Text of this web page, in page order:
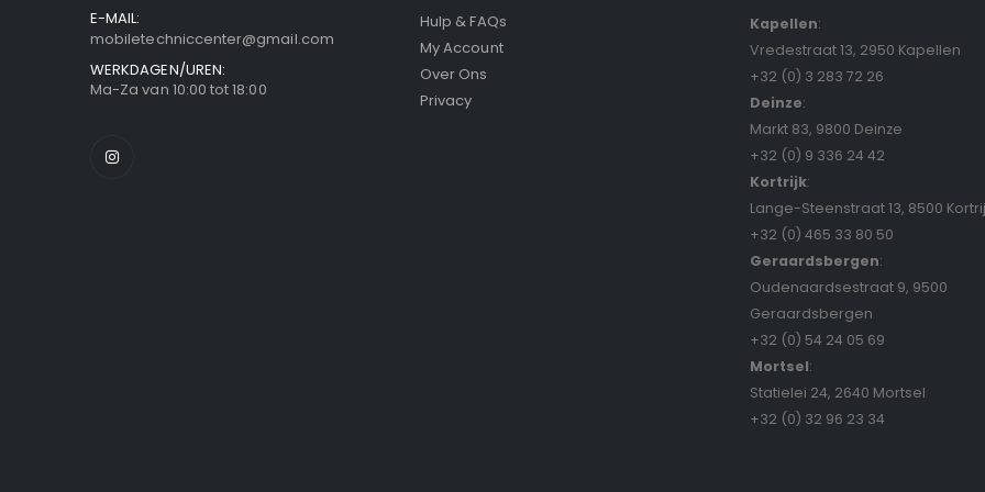
E-MAIL:
mobiletechniccenter@gmail.com
WERKDAGEN/UREN:
Ma-Za van 10:00 tot 18:00
Hulp & FAQs
My Account
Over Ons
Privacy
Kapellen:
Vredestraat 13, 2950 Kapellen
+32 (0) 3 283 72 26
Deinze:
Markt 83, 9800 Deinze
+32 (0) 9 336 24 42
Kortrijk:
Lange-Steenstraat 13, 8500
+32 (0) 465 33 80 50
Geraardsbergen:
Oudenaardsestraat 9, 9500
Geraardsbergen
+32 (0) 54 24 05 69
Mortsel:
Statielei 24, 2640 Mortsel
+32 (0) 32 96 23 34